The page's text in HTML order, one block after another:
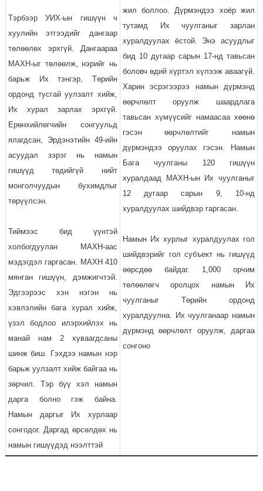
Тэрбээр УИХ-ын гишүүн ч
хуулийн этгээдийг дангаар
төлөөлөх эрхгүй. Дангаараа
МАХН-ыг төлөөлж, нэрийг нь
барьж Их тэнгэр, Төрийн
ордонд тусгай уулзалт хийж,
Их хурал зарлах эрхгүй.
Ерөнхийлөгчийн сонгуульд
ялагдсан, Эрдэнэтийн 49-ийн
асуудал зэрэг нь намын
гишүүд төдийгүй нийт
монголчуудын бухимдлыг
төрүүлсэн.
Тиймээс бид үүнтэй
холбогдуулан МАХН-аас
мэдэгдэл гаргасан. МАХН 410
мянган гишүүн, дэмжигчтэй.
Эдгээрээс хэн нэгэн нь
хэвлэлийн бага хурал хийж,
үзэл бодлоо илэрхийлэх нь
манай нам 2 хуваагдсаны
шинж биш. Гэхдээ намын нэр
барьж уулзалт хийж байгаа нь
зөрчил. Тэр бүү хэл намын
дарга болно гэж байна.
Намын даргыг Их хурлаар
сонгодог. Даргад өрсөлдөх нь
намын гишүүдэд нээлттэй
жил боллоо. Дүрмэндээ хоёр жил
тутамд Их чуулганыг зарлан
хуралдуулах ёстой. Энэ асуудлыг
бид 10 дугаар сарын 17-нд тавьсан
боловч өдий хүртэл хүлээж аваагүй.
Харин эсрэгээрээ намын дүрмэнд
өөрчлөлт оруулж шаардлага
тавьсан хүмүүсийг намаасаа хөөнө
гэсэн өөрчлөлтийг намын
дүрмэндээ оруулах гэсэн. Намын
Бага чуулганы 120 гишүүн
хуралдаад МАХН-ын Их чуулганыг
12 дугаар сарын 9, 10-нд
хуралдуулах шийдвэр гаргасан.
Намын Их хурлыг хуралдуулах гол
шийдвэрийг гол субъект нь гишүүд
өөрсдөө байдаг. 1,000 орчим
төлөөлөгч оролцох намын Их
чуулганыг Төрийн ордонд
хуралдуулна. Их чуулганаар намын
дүрмэнд өөрчлөлт оруулж, даргаа
сонгоно